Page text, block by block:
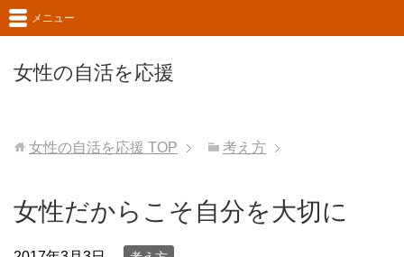
女性の自活を応援
メニュー
女性の自活を応援 TOP 考え方
女性だからこそ自分を大切に